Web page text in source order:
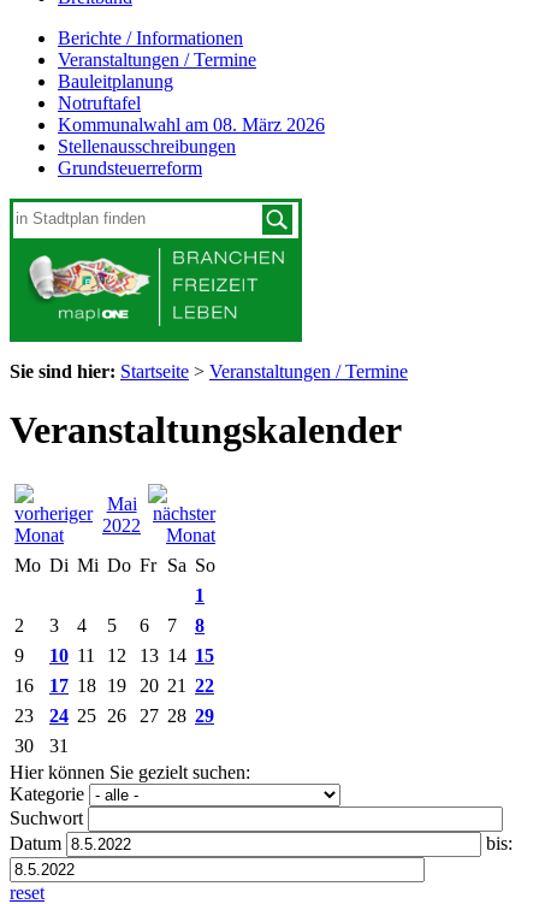
Berichte / Informationen
Veranstaltungen / Termine
Bauleitplanung
Notruftafel
Kommunalwahl am 08. März 2026
Stellenausschreibungen
Grundsteuerreform
Sie sind hier: Startseite > Veranstaltungen / Termine
Veranstaltungskalender
Mai
2022
Mo Di Mi Do Fr Sa So
1
2
3 4 5 6 7
8
9
10 11 12 13 14 15
16
17 18 19 20 21 22
23
24 25 26 27 28 29
30
31
Hier können Sie gezielt suchen:
Kategorie
Suchwort
Datum
bis:
reset